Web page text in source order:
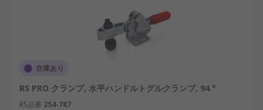
在庫あり
RS PRO クランプ, 水平ハンドルトグルクランプ, 94 °
RS品番 254-787